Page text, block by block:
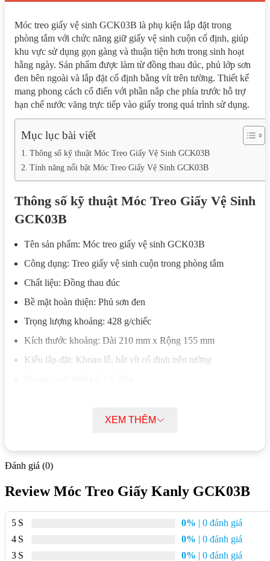
Móc treo giấy vệ sinh GCK03B là phụ kiện lắp đặt trong
phòng tắm với chức năng giữ giấy vệ sinh cuộn cố định, giúp
khu vực sử dụng gọn gàng và thuận tiện hơn trong sinh hoạt
hằng ngày. Sản phẩm được làm từ đồng thau đúc, phủ lớp sơn
đen bên ngoài và lắp đặt cố định bằng vít trên tường. Thiết kế
mang phong cách cổ điển với phần nắp che phía trước hỗ trợ
hạn chế nước văng trực tiếp vào giấy trong quá trình sử dụng.
Mục lục bài viết
Thông số kỹ thuật Móc Treo Giấy Vệ Sinh GCK03B
Tính năng nổi bật Móc Treo Giấy Vệ Sinh GCK03B
Thông số kỹ thuật Móc Treo Giấy Vệ Sinh
GCK03B
Tên sản phẩm: Móc treo giấy vệ sinh GCK03B
Công dụng: Treo giấy vệ sinh cuộn trong phòng tắm
Chất liệu: Đồng thau đúc
Bề mặt hoàn thiện: Phủ sơn đen
Trọng lượng khoảng: 428 g/chiếc
Kích thước khoảng: Dài 210 mm x Rộng 155 mm
Kiểu lắp đặt: Khoan lỗ, bắt vít cố định trên tường
Tính năng nổi bật Móc Treo Giấy Vệ Sinh
Móc treo giấy GCK03B được thiết kế để giữ cuộn giấy vệ sinh
và hạn chế tình trạng giấy đặt rời gây mất vệ sinh trong phòng
tắm.
XEM THÊM
Đánh giá (0)
Review Móc Treo Giấy Kanly GCK03B
5 0% | 0 đánh giá
4
0% | 0 đánh giá
3
0% | 0 đánh giá